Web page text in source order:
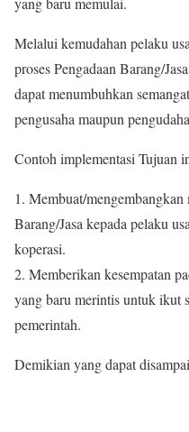
Melalui kemudahan pelaku
proses Pengadaan Barang/
dapat menumbuhkan
pengusaha maupun
Contoh implementasi Tujuan
1. Membuat/mengembangkan
Barang/Jasa kepada pelaku
koperasi.
2. Memberikan kesempatan
yang baru merintis untuk ikut
pemerintah.
Demikian yang dapat